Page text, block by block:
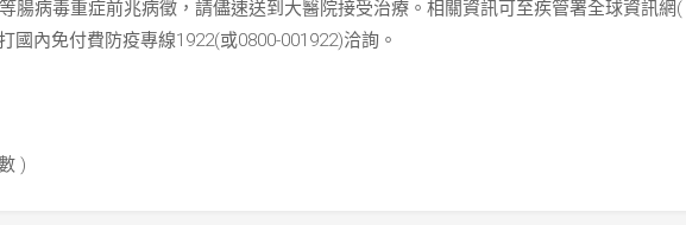
腸病毒重症前兆病徵，請儘速送到大醫院接受治療。相關資訊可至疾管署全球資訊網(
國內免付費防疫專線1922(或0800-001922)洽詢。
)